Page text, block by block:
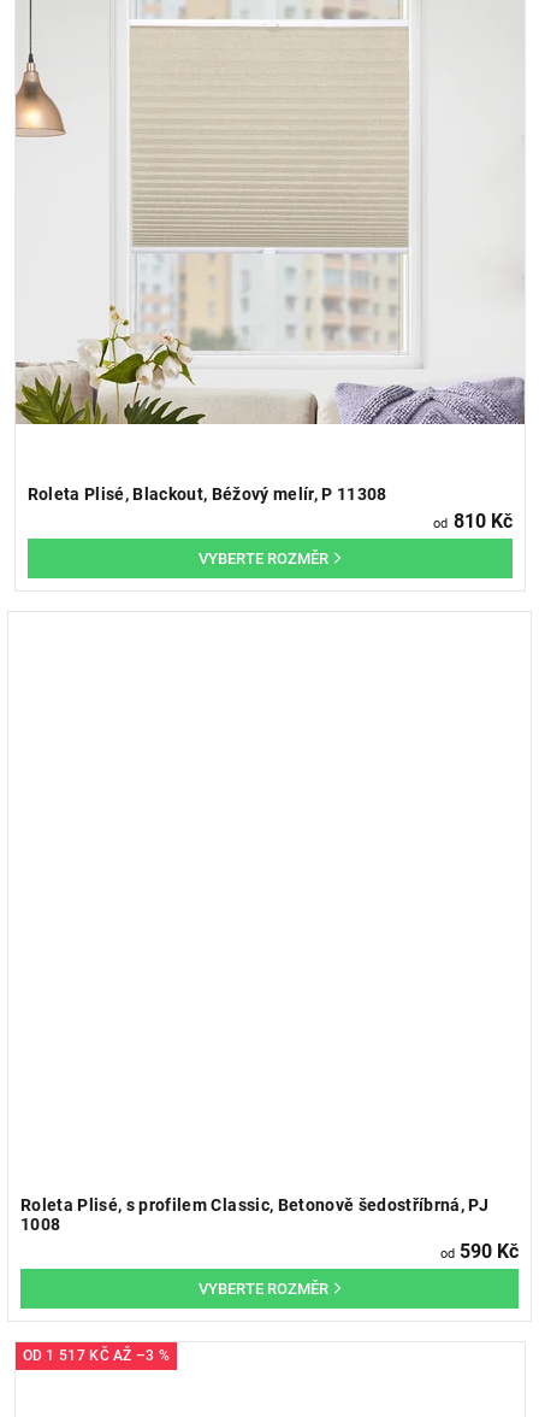
Roleta Plisé, Blackout, Béžový melír, P 11308
od 810 Kč
Roleta Plisé, s profilem Classic, Betonově šedostříbrná, PJ
1008
od 590 Kč
OD 1 517 KČAŽ –3 %